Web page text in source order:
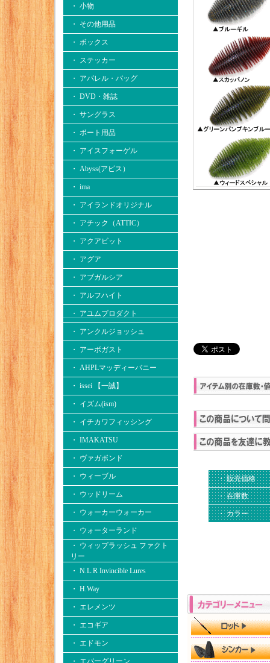
・ 小物
・ その他用品
・ ボックス
・ ステッカー
・ アパレル・バッグ
・ DVD・雑誌
・ サングラス
・ ボート用品
・ アイスフォーゲル
・ Abyss(アビス）
・ ima
・ アイランドオリジナル
・ アチック（ATTIC）
・ アクアビット
・ アグア
・ アブガルシア
・ アルフハイト
・ アユムプロダクト
・ アンクルジョッシュ
・ アーボガスト
・ AHPLマッディーバニー
・ issei 【一誠】
・ イズム(ism)
・ イチカワフィッシング
・ IMAKATSU
・ ヴァガボンド
・ ウィーブル
・ ウッドリーム
・ ウォーカーウォーカー
・ ウォーターランド
・ ウィップラッシュ ファクト
リー
・ N.L.R Invincible Lures
・ H.Way
・ エレメンツ
・ エコギア
・ エドモン
・ エバーグリーン
・ 販売価格
・ 在庫数
・ カラー